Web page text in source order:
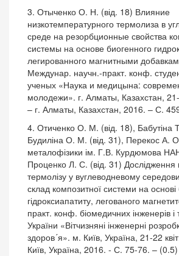
3. Отыченко О. Н. (від. 18) Влияние
низкотемпературного термолиза в
среде на резорбционные свойства
системы на основе биогенного
легированного магнитными
Междунар. научн.-практ. конф.
ученых «Наука и медицына:
молодежи». г. Алматы, Казахстан,
– г. Алматы, Казахстан, 2016. – С.
4. Отиченко О. М. (від. 18), Бабутіна
Будиліна О. М. (від. 31), Перекос А. О.
металофізики ім. Г.В. Курдюмова
Проценко Л. С. (від. 31) Дослідження
термолізу у вуглеводневому
склад композитної системи на основі
гідроксиапатиту, легованого
практ. конф. біомедичних інженерів і
України «Вітчизняні інженерні
здоров´я». м. Київ, Україна, 21-22
Київ, Україна, 2016. - С. 75-76. – (0.5)